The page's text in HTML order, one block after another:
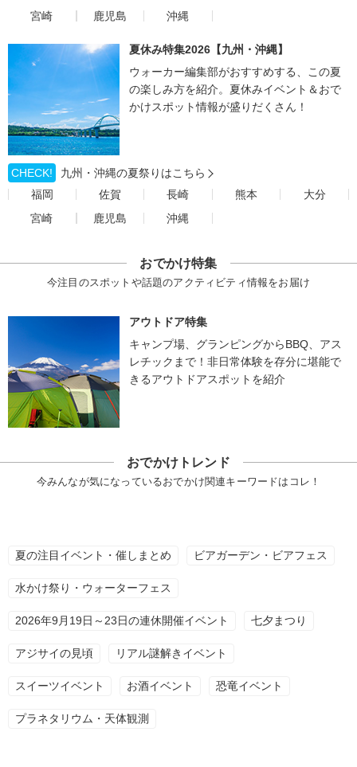
宮崎
鹿児島 沖縄
夏休み特集2026【九州・沖縄】
ウォーカー編集部がおすすめする、この夏
の楽しみ方を紹介。夏休みイベント＆おで
かけスポット情報が盛りだくさん！
CHECK!
九州・沖縄の夏祭りはこちら
福岡
佐賀 長崎 熊本
大分
宮崎
鹿児島 沖縄
おでかけ特集
今注目のスポットや話題のアクティビティ情報をお届け
アウトドア特集
キャンプ場、グランピングからBBQ、アス
レチックまで！非日常体験を存分に堪能で
きるアウトドアスポットを紹介
おでかけトレンド
今みんなが気になっているおでかけ関連キーワードはコレ！
夏の注目イベント・催しまとめ ビアガーデン・ビアフェス
水かけ祭り・ウォーターフェス
2026年9月19日～23日の連休開催イベント 七夕まつり
アジサイの見頃 リアル謎解きイベント
スイーツイベント お酒イベント 恐竜イベント
プラネタリウム・天体観測